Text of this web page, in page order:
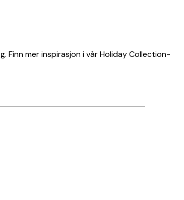
Finn mer inspirasjon i vår Holiday Collection-